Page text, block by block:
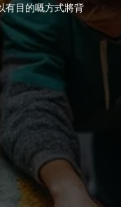
有目的嘅方式將背